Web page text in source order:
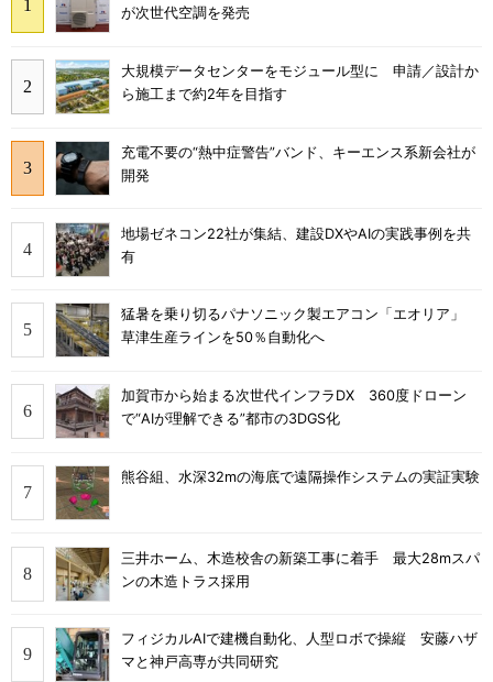
が次世代空調を発売
大規模データセンターをモジュール型に 申請／設計か
ら施工まで約2年を目指す
充電不要の“熱中症警告”バンド、キーエンス系新会社が
開発
地場ゼネコン22社が集結、建設DXやAIの実践事例を共
有
猛暑を乗り切るパナソニック製エアコン「エオリア」
草津生産ラインを50％自動化へ
加賀市から始まる次世代インフラDX 360度ドローン
で“AIが理解できる”都市の3DGS化
熊谷組、水深32mの海底で遠隔操作システムの実証実験
三井ホーム、木造校舎の新築工事に着手 最大28mスパ
ンの木造トラス採用
フィジカルAIで建機自動化、人型ロボで操縦 安藤ハザ
マと神戸高専が共同研究